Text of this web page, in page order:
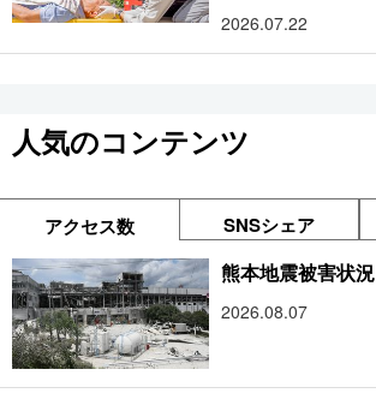
2026.07.22
人気のコンテンツ
アクセス数 SNSシェア
熊本地震被害状況
2026.08.07